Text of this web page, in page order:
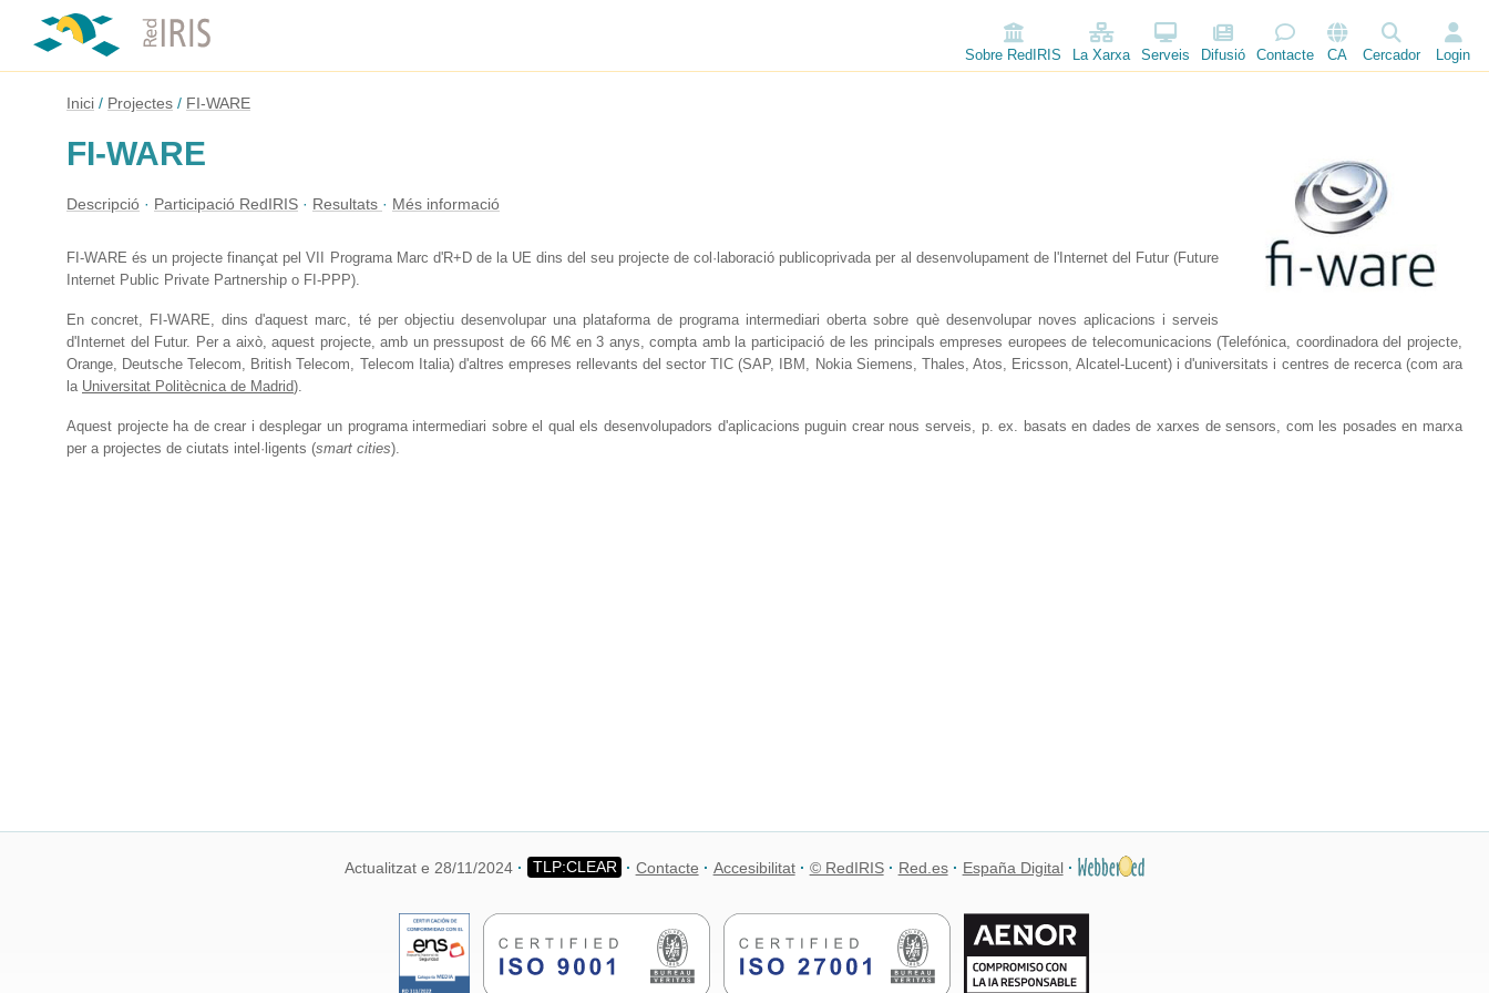
Sobre RedIRIS La Xarxa Serveis Difusió Contacte CA Cercador Login
Inici Projectes FI-WARE
FI-WARE
Descripció Participació RedIRIS Resultats Més informació
FI-WARE és un projecte finançat pel VII Programa Marc d'R+D de la UE dins del seu projecte de col·laboració publicoprivada per al desenvolupament de l'Internet del Futur (Future
Internet Public Private Partnership o FI-PPP).
En concret, FI-WARE, dins d'aquest marc, té per objectiu desenvolupar una plataforma de programa intermediari oberta sobre què desenvolupar noves aplicacions i serveis
d'Internet del Futur. Per a això, aquest projecte, amb un pressupost de 66 M€ en 3 anys, compta amb la participació de les principals empreses europees de telecomunicacions (Telefónica, coordinadora del projecte,
Orange, Deutsche Telecom, British Telecom, Telecom Italia) d'altres empreses rellevants del sector TIC (SAP, IBM, Nokia Siemens, Thales, Atos, Ericsson, Alcatel-Lucent) i d'universitats i centres de recerca (com ara
la Universitat Politècnica de Madrid).
Aquest projecte ha de crear i desplegar un programa intermediari sobre el qual els desenvolupadors d'aplicacions puguin crear nous serveis, p. ex. basats en dades de xarxes de sensors, com les posades en marxa
per a projectes de ciutats intel·ligents (smart cities).
Actualitzat e 28/11/2024 Contacte Accesibilitat © RedIRIS Red.es España Digital